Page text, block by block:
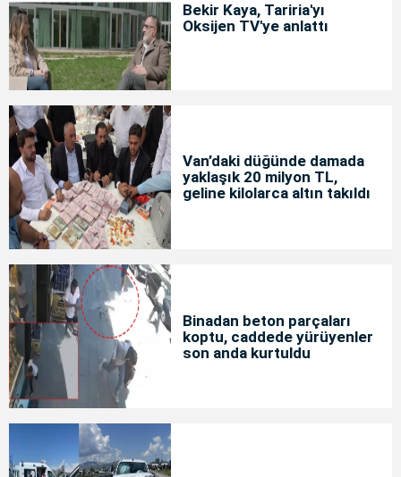
Bekir Kaya, Tariria'yı
Oksijen TV'ye anlattı
Van’daki düğünde damada
yaklaşık 20 milyon TL,
geline kilolarca altın takıldı
Binadan beton parçaları
koptu, caddede yürüyenler
son anda kurtuldu